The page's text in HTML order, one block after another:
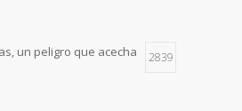
un peligro que acecha
2839